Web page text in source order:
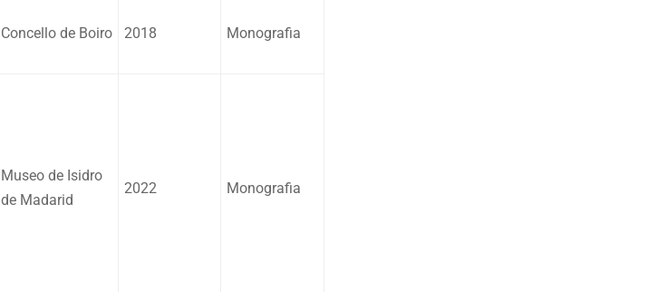
Concello de Boiro 2018 Monografia
Museo de Isidro
de Madarid
2022 Monografia